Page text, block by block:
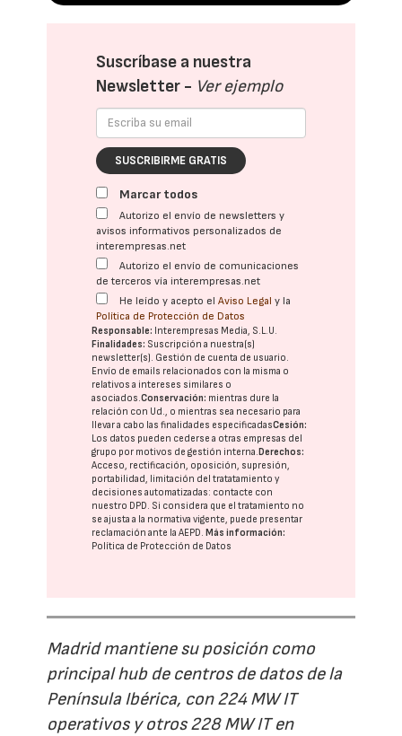
Suscríbase a nuestra
Newsletter - Ver ejemplo
SUSCRIBIRME GRATIS
Marcar todos
Autorizo el envío de newsletters y
avisos informativos personalizados de
interempresas.net
Autorizo el envío de comunicaciones
de terceros vía interempresas.net
He leído y acepto elAviso Legal y la
Política de Protección de Datos
Responsable: Interempresas Media, S.L.U.
Finalidades: Suscripción a nuestra(s)
newsletter(s). Gestión de cuenta de usuario.
Envío de emails relacionados con la misma o
relativos a intereses similares o
asociados.Conservación: mientras dure la
relación con Ud., o mientras sea necesario para
llevar a cabo las finalidades especificadasCesión:
Los datos pueden cederse a otras empresas del
grupo por motivos de gestión interna.Derechos:
Acceso, rectificación, oposición, supresión,
portabilidad, limitación del tratatamiento y
decisiones automatizadas: contacte con
nuestro DPD . Si considera que el tratamiento no
se ajusta a la normativa vigente, puede presentar
reclamación ante laAEPD .Más información:
Política de Protección de Datos
Madrid mantiene su posición como
principal hub de centros de datos de la
Península Ibérica, con 224 MW IT
operativos y otros 228 MW IT en